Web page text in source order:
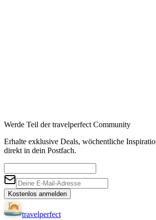
Werde Teil der travelperfect Community
Erhalte exklusive Deals, wöchentliche
direkt in dein Postfach.
Kostenlos anmelden
travelperfect